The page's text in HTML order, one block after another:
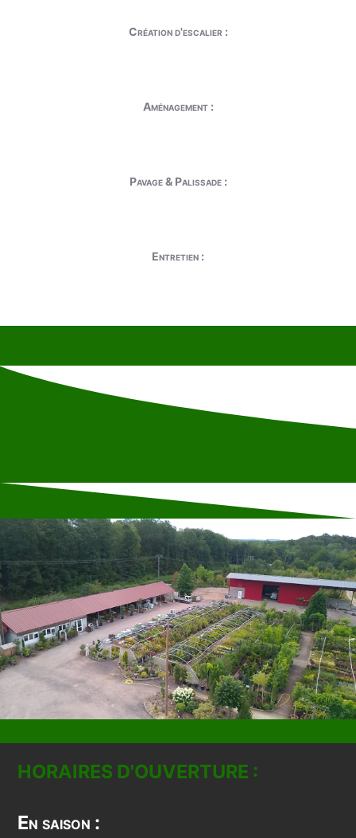
Création d'escalier :
Aménagement :
Pavage & Palissade :
Entretien :
HORAIRES D'OUVERTURE :
En saison :